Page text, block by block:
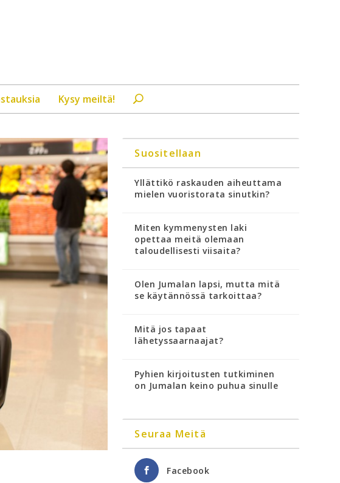
Kysy meiltä!
Suositellaan
Yllättikö raskauden aiheuttama
mielen vuoristorata sinutkin?
Miten kymmenysten laki
opettaa meitä olemaan
taloudellisesti viisaita?
Olen Jumalan lapsi, mutta mitä
se käytännössä tarkoittaa?
Mitä jos tapaat
lähetyssaarnaajat?
Pyhien kirjoitusten tutkiminen
on Jumalan keino puhua sinulle
Seuraa Meitä
Facebook